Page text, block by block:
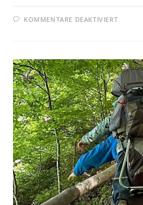
KOMMENTARE DEAKTIVIERT